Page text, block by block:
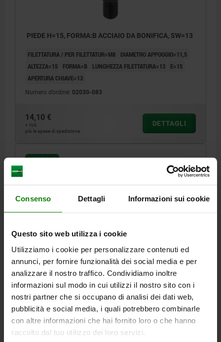
Consenso Dettagli Informazioni sui cookie
Questo sito web utilizza i cookie
Utilizziamo i cookie per personalizzare contenuti ed
annunci, per fornire funzionalità dei social media e per
analizzare il nostro traffico. Condividiamo inoltre
informazioni sul modo in cui utilizzi il nostro sito con i
nostri partner che si occupano di analisi dei dati web,
pubblicità e social media, i quali potrebbero combinarle
con altre informazioni che hai fornito loro o che hanno
raccolto dal tuo utilizzo dei loro servizi.
PIEDE H=15, FORMA:B ACCIAIO DA BONIFICA, SW=13
FILETTATURA / PER FILETTATUR=M8
DIAMETRO APPOGGIO=11,5
ALTEZZA=15
FORMA=B LUNGHEZZA FILETTATURA=13
E=15
APERTURA CHIAVE=13
Numero d’ordine: 02030-083
14,10 €
+ IVA
più le spese di spedizione
DETTAGLI
02030 B
FILETTATURA / PER FILETTATUR=M12 DIAMETRO APPOGGIO=15
ALTEZZA=25 FORMA=B LUNGHEZZA FILETTATURA=20
E=21,9
APERTURA CHIAVE=19
Numero d’ordine: 02030-123
27,42 €
+ IVA